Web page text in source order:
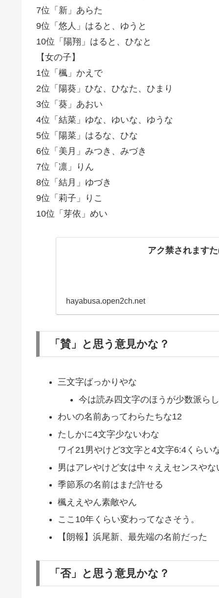
7位「新」あらた
9位「悠人」はると、ゆうと
10位「陽翔」はると、ひなと
【女の子】
1位「楓」かえで
2位「陽葵」ひな、ひなた、ひまり
3位「葵」あおい
4位「結菜」ゆな、ゆいな、ゆうな
5位「陽菜」はるな、ひな
6位「美月」みつき、みづき
7位「凛」りん
8位「結月」ゆづき
9位「莉子」りこ
10位「芽依」めい
アク禁されます
hayabusa.open2ch.net
「賛」と思う意見かな？
三文字ばっかりやな
今は読み四文字のほうが少数派ら
わいの名前あってわらたちな12
たしかに4文字少ないわな
ワイ21男やけど3文字と4文字6:4くらい
男はアレやけど女は中々ええセンスやな
季節系の名前はまだ許せる
楓ええやん素敵やん
ここ10年くらい変わってなさそう。
【朗報】浜尾新、最先端の名前だった
「否」と思う意見かな？